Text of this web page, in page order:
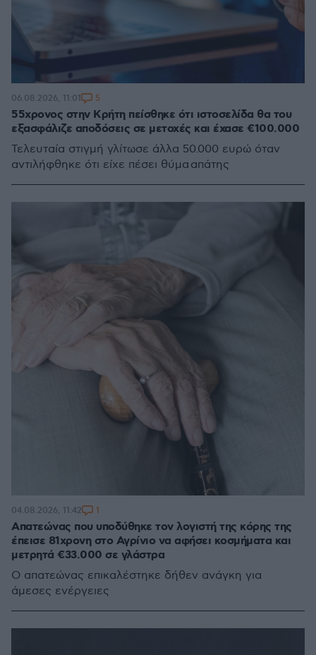
55χρονος στην Κρήτη πείσθηκε ότι ιστοσελίδα θα του
εξασφάλιζε αποδόσεις σε μετοχές και έχασε €100.000
Τελευταία στιγμή γλίτωσε άλλα 50.000 ευρώ όταν
αντιλήφθηκε ότι είχε πέσει θύμα απάτης
06.08.2026, 11:01 5
Απατεώνας που υποδύθηκε τον λογιστή της κόρης της
έπεισε 81χρονη στο Αγρίνιο να αφήσει κοσμήματα και
μετρητά €33.000 σε γλάστρα
Ο απατεώνας επικαλέστηκε δήθεν ανάγκη για
άμεσες ενέργειες
04.08.2026, 11:42 1